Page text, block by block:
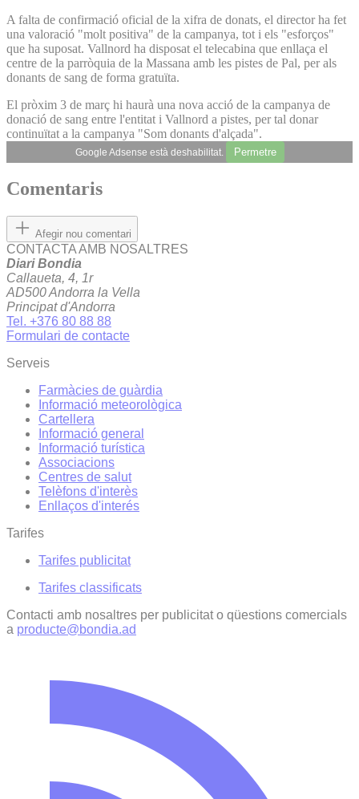
A falta de confirmació oficial de la xifra de donats, el director ha fet
una valoració "molt positiva" de la campanya, tot i els "esforços"
que ha suposat. Vallnord ha disposat el telecabina que enllaça el
centre de la parròquia de la Massana amb les pistes de Pal, per als
donants de sang de forma gratuïta.
El pròxim 3 de març hi haurà una nova acció de la campanya de
donació de sang entre l'entitat i Vallnord a pistes, per tal donar
continuïtat a la campanya "Som donants d'alçada".
Google Adsense està deshabilitat. Permetre
Comentaris
Afegir nou comentari
CONTACTA AMB NOSALTRES
Diari Bondia
Callaueta, 4, 1r
AD500 Andorra la Vella
Principat d'Andorra
Tel. +376 80 88 88
Formulari de contacte
Serveis
Farmàcies de guàrdia
Informació meteorològica
Cartellera
Informació general
Informació turística
Associacions
Centres de salut
Telèfons d'interès
Enllaços d'interés
Tarifes
Tarifes publicitat
Tarifes classificats
Contacti amb nosaltres per publicitat o qüestions comercials
a producte@bondia.ad